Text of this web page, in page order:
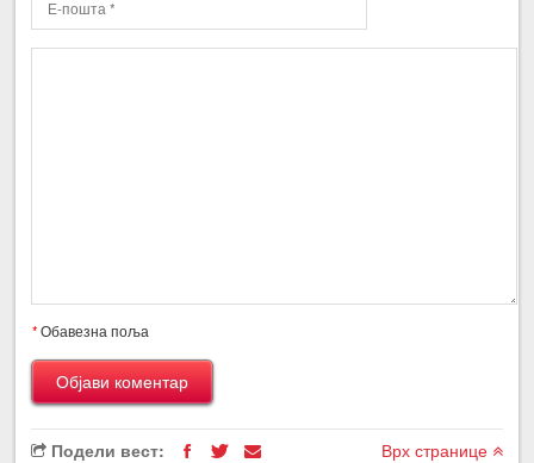
*Обавезна поља
Подели вест: Врх странице